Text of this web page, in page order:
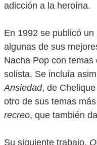
adicción a la heroína.
En 1992 se publicó
algunas de sus
Nacha Pop con
solista. Se incluía
Ansiedad, de
otro de sus temas
recreo, que también
Su siguiente trabajo,